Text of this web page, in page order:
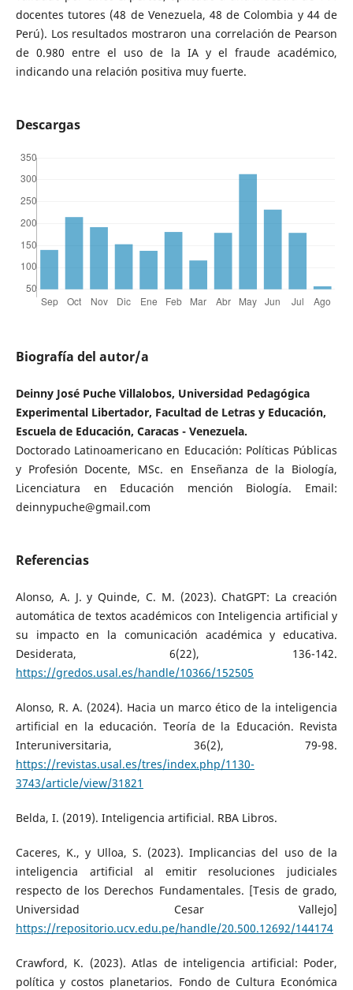
docentes tutores (48 de Venezuela, 48 de Colombia y 44 de
Perú). Los resultados mostraron una correlación de Pearson
de 0.980 entre el uso de la IA y el fraude académico,
indicando una relación positiva muy fuerte.
Descargas
Biografía del autor/a
Deinny José Puche Villalobos, Universidad Pedagógica
Experimental Libertador, Facultad de Letras y Educación,
Escuela de Educación, Caracas - Venezuela.
Doctorado Latinoamericano en Educación: Políticas Públicas
y Profesión Docente, MSc. en Enseñanza de la Biología,
Licenciatura en Educación mención Biología. Email:
deinnypuche@gmail.com
Referencias
Alonso, A. J. y Quinde, C. M. (2023). ChatGPT: La creación
automática de textos académicos con Inteligencia artificial y
su impacto en la comunicación académica y educativa.
Desiderata, 6(22), 136-142.
https://gredos.usal.es/handle/10366/152505
Alonso, R. A. (2024). Hacia un marco ético de la inteligencia
artificial en la educación. Teoría de la Educación. Revista
Interuniversitaria, 36(2), 79-98.
https://revistas.usal.es/tres/index.php/1130-
3743/article/view/31821
Belda, I. (2019). Inteligencia artificial. RBA Libros.
Caceres, K., y Ulloa, S. (2023). Implicancias del uso de la
inteligencia artificial al emitir resoluciones judiciales
respecto de los Derechos Fundamentales. [Tesis de grado,
Universidad Cesar Vallejo]
https://repositorio.ucv.edu.pe/handle/20.500.12692/144174
Crawford, K. (2023). Atlas de inteligencia artificial: Poder,
política y costos planetarios. Fondo de Cultura Económica